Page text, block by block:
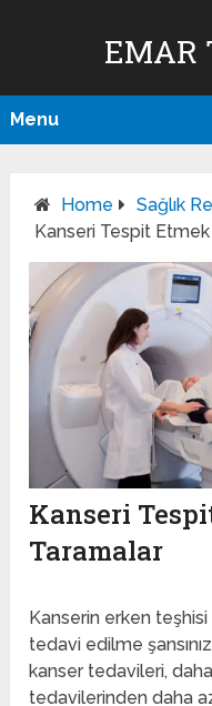
EMAR
Menu
Home
Sağlık
Kanseri Tespit
Kanseri
Taramalar
Kanserin erken teşhisi
tedavi edilme
kanser tedavileri,
tedavilerinden daha